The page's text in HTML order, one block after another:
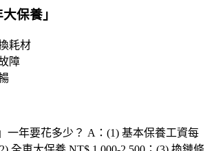
大保養 」
耗材
障
」一年要花多少？ A：(1) 基本保養工資每